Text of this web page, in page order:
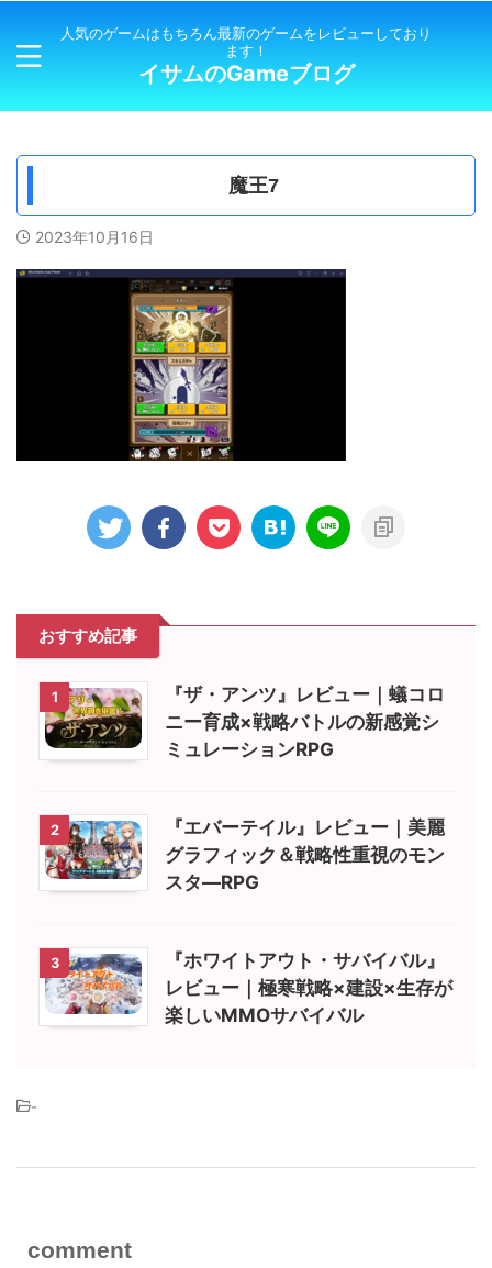
人気のゲームはもちろん最新のゲームをレビューしており
ます！
イサムのGameブログ
魔王7
2023年10月16日
おすすめ記事
1
『ザ・アンツ』レビュー｜蟻コロ
ニー育成×戦略バトルの新感覚シ
ミュレーションRPG
2
『エバーテイル』レビュー｜美麗
グラフィック＆戦略性重視のモン
スタ―RPG
3
『ホワイトアウト・サバイバル』
レビュー｜極寒戦略×建設×生存が
楽しいMMOサバイバル
-
comment